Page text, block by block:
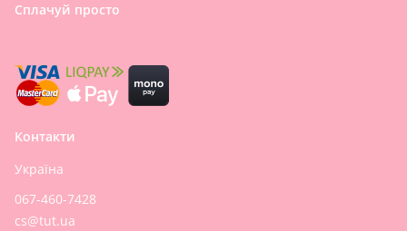
Сплачуй просто
Контакти
Україна
067-460-7428
cs@tut.ua